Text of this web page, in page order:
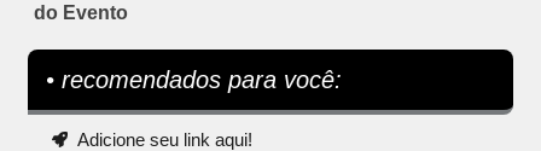
do Evento
• recomendados para você:
Adicione seu link aqui!